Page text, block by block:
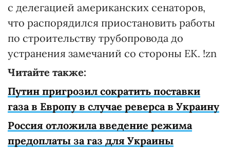
с делегацией американских сенаторов,
что распорядился приостановить работы
по строительству трубопровода до
устранения замечаний со стороны ЕК. !zn
Читайте также:
Путин пригрозил сократить поставки
газа в Европу в случае реверса в Украину
Россия отложила введение режима
предоплаты за газ для Украины